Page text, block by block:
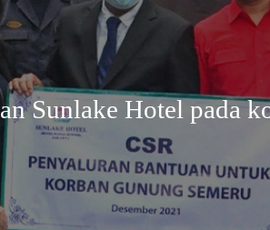
Sunlake Hotel pada